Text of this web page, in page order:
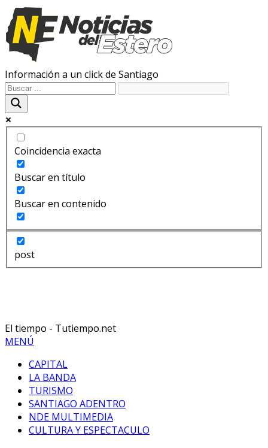
Información a un click de Santiago
Coincidencia exacta
Buscar en título
Buscar en contenido
post
El tiempo - Tutiempo.net
MENÚ
CAPITAL
LA BANDA
TURISMO
SANTIAGO ADENTRO
NDE MULTIMEDIA
CULTURA Y ESPECTACULO